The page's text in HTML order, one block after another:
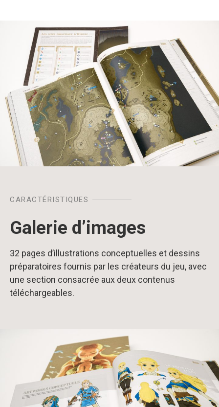
CARACTÉRISTIQUES
Galerie d’images
32 pages d’illustrations conceptuelles et dessins
préparatoires fournis par les créateurs du jeu, avec
une section consacrée aux deux contenus
téléchargeables.